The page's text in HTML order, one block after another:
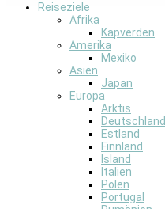
Reiseziele
Afrika
Kapverden
Amerika
Mexiko
Asien
Japan
Europa
Arktis
Deutschland
Estland
Finnland
Island
Italien
Polen
Portugal